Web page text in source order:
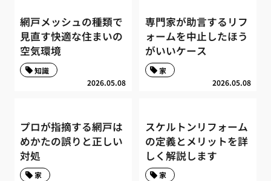
網戸メッシュの種類で
見直す快適な住まいの
空気環境
2026.05.08
知識
専門家が助言するリフ
ォームを中止したほう
がいいケース
2026.05.08
家
プロが指摘する網戸は
めかたの誤りと正しい
対処
家
スケルトンリフォーム
の定義とメリットを詳
しく解説します
家